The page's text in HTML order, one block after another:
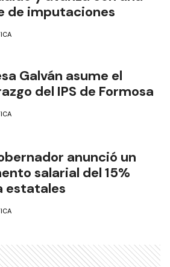
de imputaciones
Galván asume el
del IPS de Formosa
anunció un
salarial del 15%
estatales